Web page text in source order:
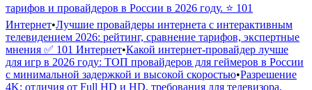
тарифов и провайдеров в России в 2026 году. ⭐ 101
Интернет•Лучшие провайдеры интернета с интерактивным
телевидением 2026: рейтинг, сравнение тарифов, экспертные
мнения ✅ 101 Интернет•Какой интернет-провайдер лучше
для игр в 2026 году: ТОП провайдеров для геймеров в России
с минимальной задержкой и высокой скоростью•Разрешение
4K: отличия от Full HD и HD, требования для телевизора,